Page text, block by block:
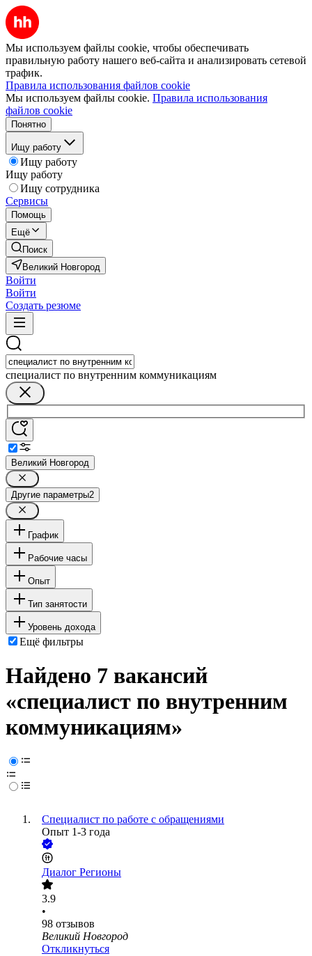
Мы используем файлы cookie, чтобы обеспечивать
правильную работу нашего веб-сайта и анализировать сетевой
трафик.
Правила использования файлов cookie
Мы используем файлы cookie. Правила использования
файлов cookie
Понятно
Ищу работу
Ищу работу
Ищу работу
Ищу сотрудника
Сервисы
Помощь
Ещё
Поиск
Великий Новгород
Войти
Войти
Создать резюме
специалист по внутренним коммуникациям
Великий Новгород
Другие параметры2
График
Рабочие часы
Опыт
Тип занятости
Уровень дохода
Ещё фильтры
Найдено 7 вакансий
«специалист по внутренним
коммуникациям»
Специалист по работе с обращениями
Опыт 1-3 года
Диалог Регионы
3.9
•
98 отзывов
Великий Новгород
Откликнуться